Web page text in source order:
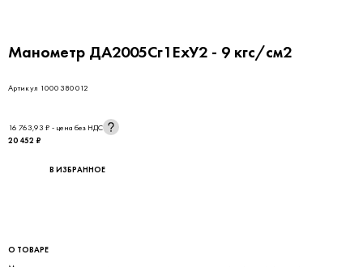
Манометр ДА2005Сг1ЕхУ2 - 9 кгс/см2
Артикул 1000380012
16 763,93 ₽ - цена без НДС
20 452 ₽
В ИЗБРАННОЕ
О ТОВАРЕ